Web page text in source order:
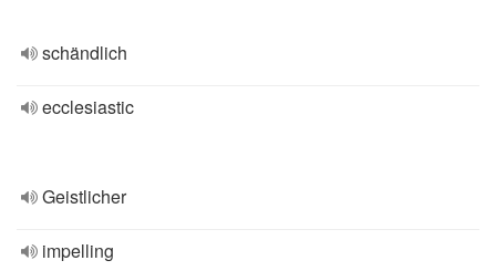
schändlich
ecclesiastic
Geistlicher
impelling